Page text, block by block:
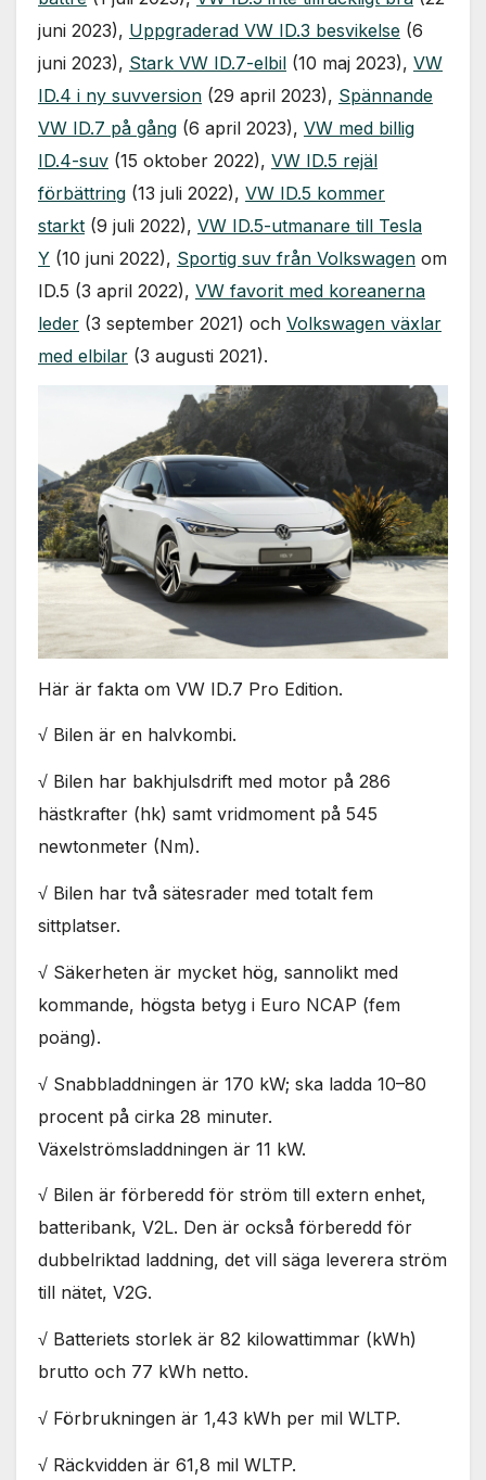
juni 2023), Uppgraderad VW ID.3 besvikelse (6
juni 2023), Stark VW ID.7-elbil (10 maj 2023), VW
ID.4 i ny suvversion (29 april 2023), Spännande
VW ID.7 på gång (6 april 2023), VW med billig
ID.4-suv (15 oktober 2022), VW ID.5 rejäl
förbättring (13 juli 2022), VW ID.5 kommer
starkt (9 juli 2022), VW ID.5-utmanare till Tesla
Y (10 juni 2022), Sportig suv från Volkswagen om
ID.5 (3 april 2022), VW favorit med koreanerna
leder (3 september 2021) och Volkswagen växlar
med elbilar (3 augusti 2021).
Här är fakta om VW ID.7 Pro Edition.
√ Bilen är en halvkombi.
√ Bilen har bakhjulsdrift med motor på 286
hästkrafter (hk) samt vridmoment på 545
newtonmeter (Nm).
√ Bilen har två sätesrader med totalt fem
sittplatser.
√ Säkerheten är mycket hög, sannolikt med
kommande, högsta betyg i Euro NCAP (fem
poäng).
√ Snabbladdningen är 170 kW; ska ladda 10–80
procent på cirka 28 minuter.
Växelströmsladdningen är 11 kW.
√ Bilen är förberedd för ström till extern enhet,
batteribank, V2L. Den är också förberedd för
dubbelriktad laddning, det vill säga leverera ström
till nätet, V2G.
√ Batteriets storlek är 82 kilowattimmar (kWh)
brutto och 77 kWh netto.
√ Förbrukningen är 1‚43 kWh per mil WLTP.
√ Räckvidden är 61,8 mil WLTP.
Nödvändiga
behövs för
taget ska
Statistik
För att vi ska
hemsidans
baserat på
hemsidan